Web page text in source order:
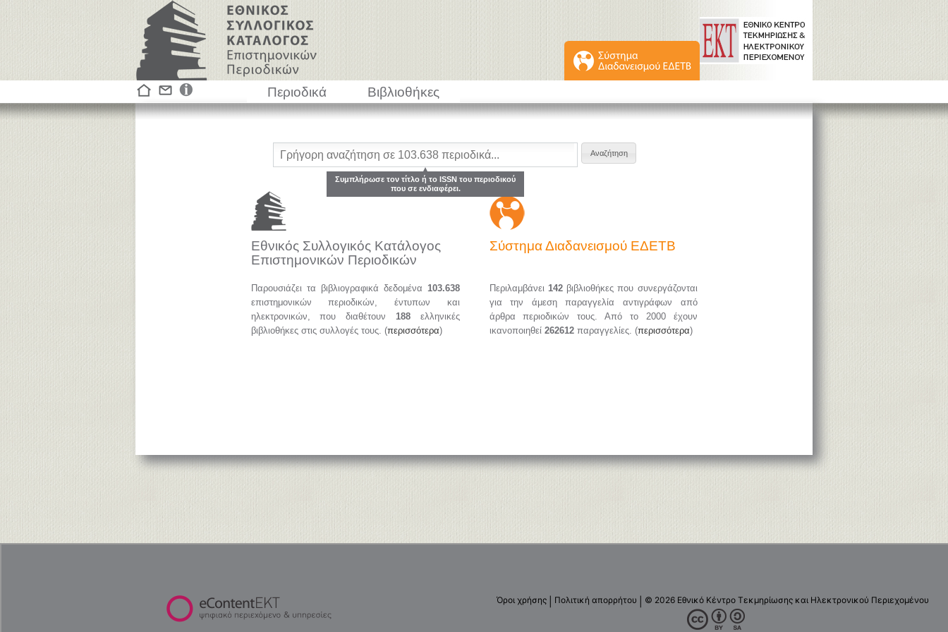
Περιοδικά Βιβλιοθήκες
Εθνικός Συλλογικός Κατάλογος
Επιστημονικών Περιοδικών
Σύστημα Διαδανεισμού ΕΔΕΤΒ
Παρουσιάζει τα βιβλιογραφικά δεδομένα 103.638
επιστημονικών περιοδικών, έντυπων και
ηλεκτρονικών, που διαθέτουν 188ελληνικές
βιβλιοθήκες στις συλλογές τους. (περισσότερα)
Περιλαμβάνει 142βιβλιοθήκες που συνεργάζονται
για την άμεση παραγγελία αντιγράφων από
άρθρα περιοδικών τους. Από το 2000 έχουν
ικανοποιηθεί 262612παραγγελίες. (περισσότερα)
Συμπλήρωσε τον τίτλο ή το ISSN του περιοδικού
που σε ενδιαφέρει.